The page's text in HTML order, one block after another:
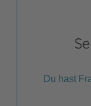
Du hast